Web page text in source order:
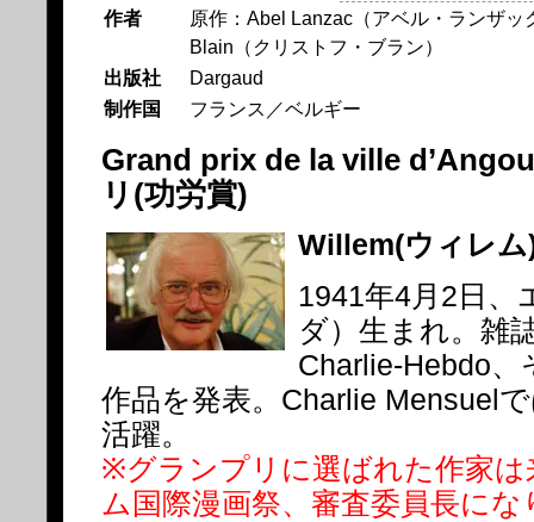
作者
原作：Abel Lanzac（アベル・ランザッ
Blain（クリストフ・ブラン）
出版社
Dargaud
制作国
フランス／ベルギー
Grand prix de la ville
リ(功労賞)
Willem(ウィレム
1941年4月2日、
ダ）生まれ。雑
Charlie-Hebdo
作品を発表。Charlie Mensuel
活躍。
※グランプリに選ばれた作家は
ム国際漫画祭、審査委員長にな